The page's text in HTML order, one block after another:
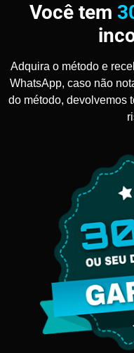
Você tem
Adquira o método e
WhatsApp, caso não
do método, devolvemos